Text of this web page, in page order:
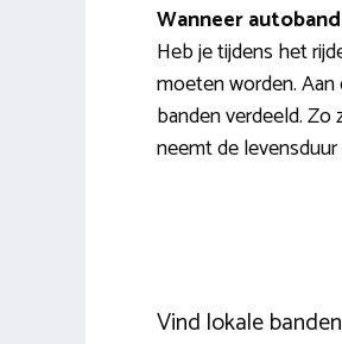
Wanneer
Heb je tijdens het
moeten worden.
banden verdeeld. Zo
neemt de
Vind lokale